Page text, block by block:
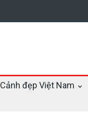
Cảnh đẹp Việt Nam